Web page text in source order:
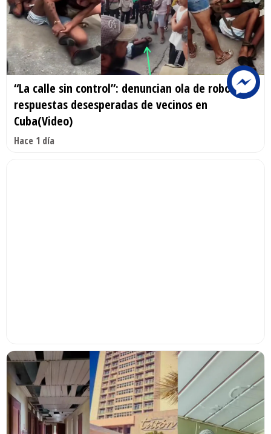
“La calle sin control”: denuncian ola de robos y
respuestas desesperadas de vecinos en
Cuba(Video)
Hace 1 día